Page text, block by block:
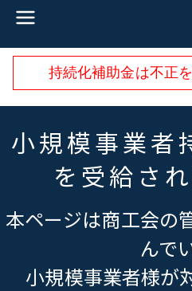
を
持続化補助金は不正
小規模事業者
を受給さ
本ページは商工会の
んで
小規模事業者様が